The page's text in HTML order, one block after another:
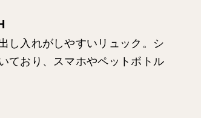
し入れがしやすいリュック。シ
ており、スマホやペットボトル